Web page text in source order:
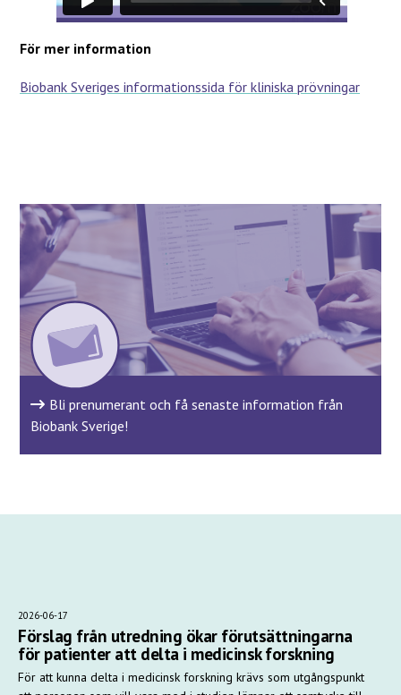
För mer information
Biobank Sveriges informationssida för kliniska prövningar
Bli prenumerant och få senaste information från
Biobank Sverige!
2026-06-17
Förslag från utredning ökar förutsättningarna
för patienter att delta i medicinsk forskning
För att kunna delta i medicinsk forskning krävs som utgångspunkt